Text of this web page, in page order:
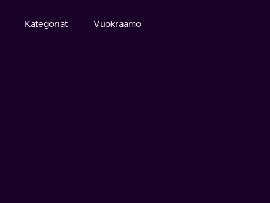
Kategoriat Vuokraamo